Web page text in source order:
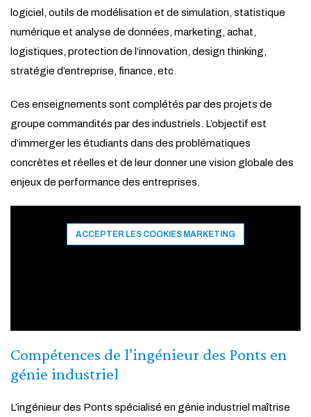
logiciel, outils de modélisation et de simulation, statistique
numérique et analyse de données, marketing, achat,
logistiques, protection de l’innovation, design thinking,
stratégie d’entreprise, finance, etc.
Ces enseignements sont complétés par des projets de
groupe commandités par des industriels. L’objectif est
d’immerger les étudiants dans des problématiques
concrètes et réelles et de leur donner une vision globale des
enjeux de performance des entreprises.
ACCEPTER LES COOKIES MARKETING
Compétences de l’ingénieur des Ponts en
génie industriel
L’ingénieur des Ponts spécialisé en génie industriel maîtrise